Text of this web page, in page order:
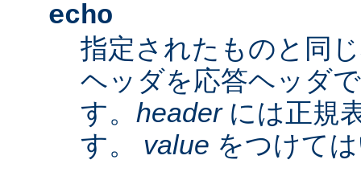
echo
指定されたものと同
ヘッダを応答ヘッダ
す。 headerには正規
す。 value をつけて